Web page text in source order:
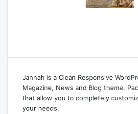
Jannah is a Clean Responsive
Magazine, News and Blog theme.
that allow you to completely
your needs.